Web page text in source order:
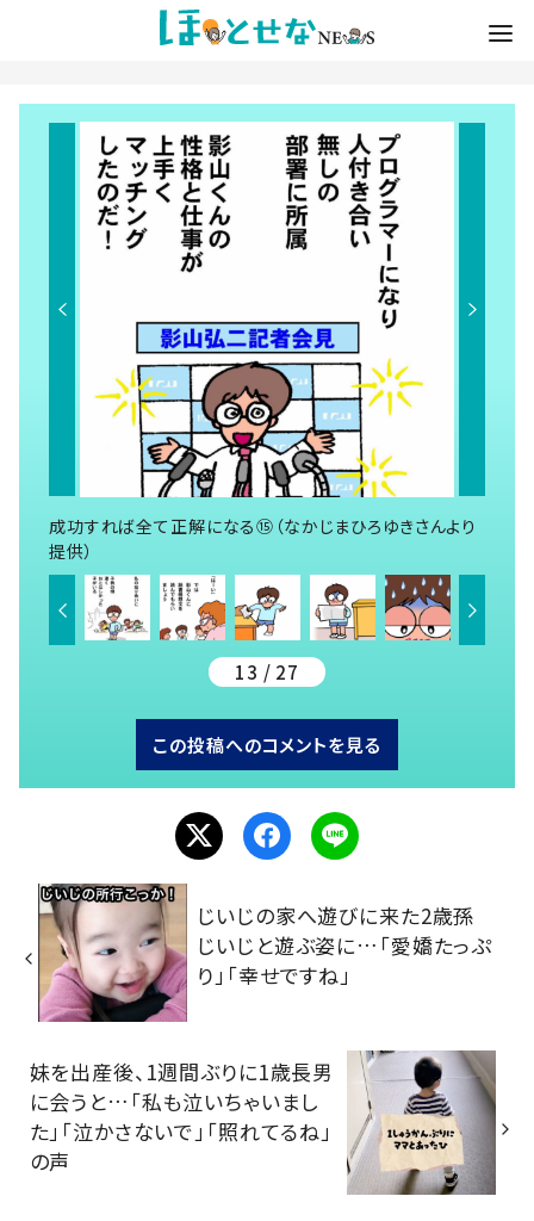
成功すれば全て正解になる⑮（なかじまひろゆきさんより
提供）
13 / 27
この投稿へのコメントを見る
じいじの家へ遊びに来た2歳孫
じいじと遊ぶ姿に…「愛嬌たっぷ
り」「幸せですね」
妹を出産後、1週間ぶりに1歳長男
に会うと…「私も泣いちゃいまし
た」「泣かさないで」「照れてるね」
の声